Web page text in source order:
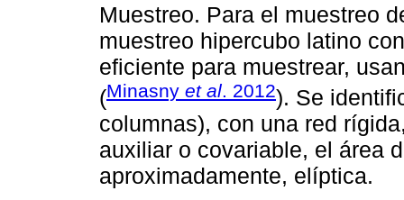
Muestreo. Para el muestreo
muestreo hipercubo latino
eficiente para muestrear,
(Minasny et al. 2012). Se
columnas), con una red
auxiliar o covariable, el área
aproximadamente, elíptica.